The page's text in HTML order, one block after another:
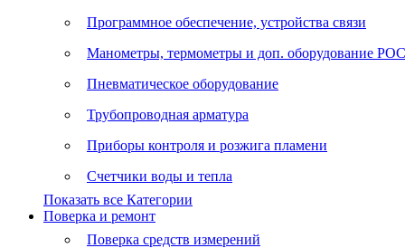
Программное обеспечение, устройства связи
Манометры, термометры и доп. оборудование
Пневматическое оборудование
Трубопроводная арматура
Приборы контроля и розжига пламени
Счетчики воды и тепла
Показать все Категории
Поверка и ремонт
Поверка средств измерений